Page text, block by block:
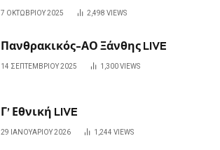
7 ΟΚΤΩΒΡΊΟΥ 2025 2,498 VIEWS
Πανθρακικός-ΑΟ Ξάνθης LIVE
14 ΣΕΠΤΕΜΒΡΊΟΥ 2025 1,300VIEWS
Γ’ Εθνική LIVE
29 ΙΑΝΟΥΑΡΊΟΥ 2026 1,244 VIEWS